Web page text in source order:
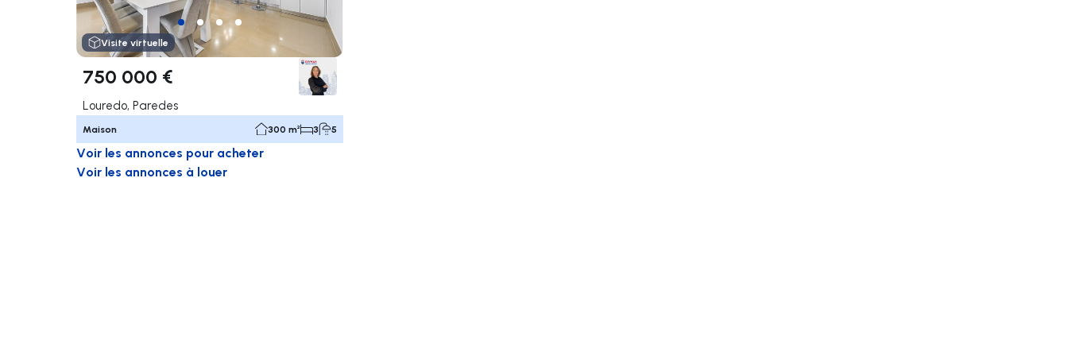
Visite virtuelle
750 000 €
Louredo, Paredes
Maison 300 m² 3 5
Voir les annonces pour acheter
Voir les annonces à louer